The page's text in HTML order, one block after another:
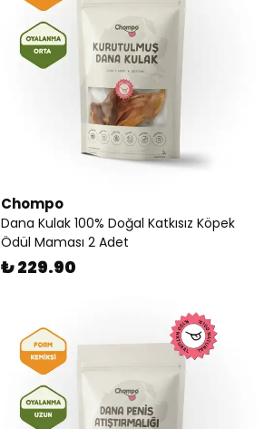
Chompo
Dana Kulak 100% Doğal Katkısız Köpek
Ödül Maması 2 Adet
₺ 229.90